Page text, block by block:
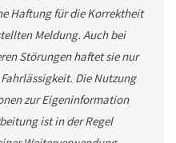
Haftung für die Korrektheit
Meldung. Auch bei
Störungen haftet sie nur
Die Nutzung
zur Eigeninformation
ist in der Regel